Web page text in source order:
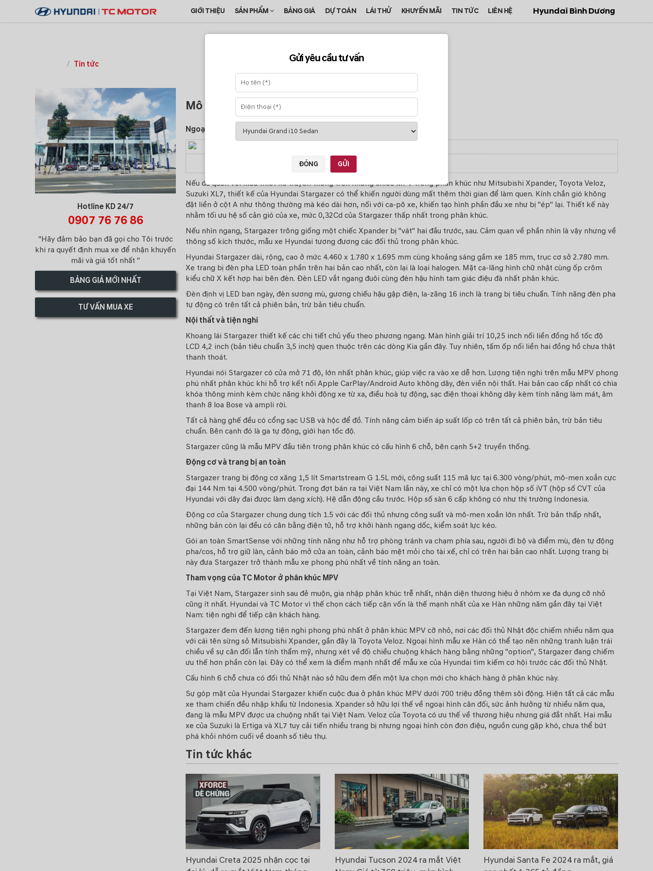
GIỚI THIỆU SẢN PHẨM BẢNG GIÁ DỰ TOÁN LÁI THỬ KHUYẾN MÃI TIN TỨC LIÊN HỆ Hyundai Bình Dương
Tin tức
Hotline KD 24/7
0907 76 76 86
"Hãy đảm bảo bạn đã gọi cho Tôi trước
khi ra quyết định mua xe để nhận khuyến
mãi và giá tốt nhất "
BẢNG GIÁ MỚI NHẤT
TƯ VẤN MUA XE
Mô tả / đánh giá chi tiết
Ngoại thất
Nếu đã quen với kiểu thiết kế truyền thống trên những chiếcMPVtrong phân khúc như Mitsubishi Xpander, Toyota Veloz,
Suzuki XL7, thiết kế của Hyundai Stargazer có thể khiến người dùng mất thêm thời gian để làm quen. Kính chắn gió không
đặt liền ở cột A như thông thường mà kéo dài hơn, nối với ca-pô xe, khiến tạo hình phần đầu xe như bị "ép" lại. Thiết kế này
nhằm tối ưu hệ số cản gió của xe, mức 0,32Cd của Stargazer thấp nhất trong phân khúc.
Nếu nhìn ngang, Stargazer trông giống một chiếc Xpander bị "vát" hai đầu trước, sau. Cảm quan về phần nhìn là vậy nhưng về
thông số kích thước, mẫu xe Hyundai tương đương các đối thủ trong phân khúc.
Hyundai Stargazer dài, rộng, cao ở mức 4.460 x 1.780 x 1.695 mm cùng khoảng sáng gầm xe 185 mm, trục cơ sở 2.780 mm.
Xe trang bị đèn pha LED toàn phần trên hai bản cao nhất, còn lại là loại halogen. Mặt ca-lăng hình chữ nhật cùng ốp crôm
kiểu chữ X kết hợp hai bên đèn. Đèn LED vắt ngang đuôi cùng đèn hậu hình tam giác điệu đà nhất phân khúc.
Đèn định vị LED ban ngày, đèn sương mù, gương chiếu hậu gập điện, la-zăng 16 inch là trang bị tiêu chuẩn. Tính năng đèn pha
tự động có trên tất cả phiên bản, trừ bản tiêu chuẩn.
Nội thất và tiện nghi
Khoang lái Stargazer thiết kế các chi tiết chủ yếu theo phương ngang. Màn hình giải trí 10,25 inch nối liền đồng hồ tốc độ
LCD 4,2 inch (bản tiêu chuẩn 3,5 inch) quen thuộc trên các dòng Kia gần đây. Tuy nhiên, tấm ốp nối liền hai đồng hồ chưa thật
thanh thoát.
Hyundai nói Stargazer có cửa mở 71 độ, lớn nhất phân khúc, giúp việc ra vào xe dễ hơn. Lượng tiện nghi trên mẫu MPV phong
phú nhất phân khúc khi hỗ trợ kết nối Apple CarPlay/Android Auto không dây, đèn viền nội thất. Hai bản cao cấp nhất có chìa
khóa thông minh kèm chức năng khởi động xe từ xa, điều hoà tự động, sạc điện thoại không dây kèm tính năng làm mát, âm
thanh 8 loa Bose và ampli rời.
Tất cả hàng ghế đều có cổng sạc USB và hộc để đồ. Tính năng cảm biến áp suất lốp có trên tất cả phiên bản, trừ bản tiêu
chuẩn. Bên cạnh đó là ga tự động, giới hạn tốc độ.
Stargazer cũng là mẫu MPV đầu tiên trong phân khúc có cấu hình 6 chỗ, bên cạnh 5+2 truyền thống.
Động cơ và trang bị an toàn
Stargazer trang bị động cơ xăng 1,5 lít Smartstream G 1.5L mới, công suất 115 mã lực tại 6.300 vòng/phút, mô-men xoắn cực
đại 144 Nm tại 4.500 vòng/phút. Trong đợt bán ra tại Việt Nam lần này, xe chỉ có một lựa chọn hộp số iVT (hộp số CVT của
Hyundai với dây đai được làm dạng xích). Hệ dẫn động cầu trước. Hộp số sàn 6 cấp không có như thị trường Indonesia.
Động cơ của Stargazer chung dung tích 1.5 với các đối thủ nhưng công suất và mô-men xoắn lớn nhất. Trừ bản thấp nhất,
những bản còn lại đều có cân bằng điện tử, hỗ trợ khởi hành ngang dốc, kiểm soát lực kéo.
Gói an toàn SmartSense với những tính năng như hỗ trợ phòng tránh va chạm phía sau, người đi bộ và điểm mù, đèn tự động
pha/cos, hỗ trợ giữ làn, cảnh báo mở cửa an toàn, cảnh báo mệt mỏi cho tài xế, chỉ có trên hai bản cao nhất. Lượng trang bị
này đưa Stargazer trở thành mẫu xe phong phú nhất về tính năng an toàn.
Tham vọng của TC Motor ở phân khúc MPV
Tại Việt Nam, Stargazer sinh sau đẻ muộn, gia nhập phân khúc trễ nhất, nhận diện thương hiệu ở nhóm xe đa dụng cỡ nhỏ
cũng ít nhất. Hyundai và TC Motor vì thế chọn cách tiếp cận vốn là thế mạnh nhất của xe Hàn những năm gần đây tại Việt
Nam: tiện nghi để tiếp cận khách hàng.
Stargazer đem đến lượng tiện nghi phong phú nhất ở phân khúc MPV cỡ nhỏ, nơi các đối thủ Nhật độc chiếm nhiều năm qua
với cái tên sừng sỏ Mitsubishi Xpander, gần đây là Toyota Veloz. Ngoại hình mẫu xe Hàn có thể tạo nên những tranh luận trái
chiều về sự cân đối lẫn tính thẩm mỹ, nhưng xét về độ chiều chuộng khách hàng bằng những "option", Stargazer đang chiếm
ưu thế hơn phần còn lại. Đây có thể xem là điểm mạnh nhất để mẫu xe của Hyundai tìm kiếm cơ hội trước các đối thủ Nhật.
Cấu hình 6 chỗ chưa có đối thủ Nhật nào sở hữu đem đến một lựa chọn mới cho khách hàng ở phân khúc này.
Sự góp mặt của Hyundai Stargazer khiến cuộc đua ở phân khúc MPV dưới 700 triệu đồng thêm sôi động. Hiện tất cả các mẫu
xe tham chiến đều nhập khẩu từ Indonesia. Xpander sở hữu lợi thế về ngoại hình cân đối, sức ảnh hưởng từ nhiều năm qua,
đang là mẫu MPV được ưa chuộng nhất tại Việt Nam. Veloz của Toyota có ưu thế về thương hiệu nhưng giá đắt nhất. Hai mẫu
xe của Suzuki là Ertiga và XL7 tuy cải tiến nhiều trang bị nhưng ngoại hình còn đơn điệu, nguồn cung gặp khó, chưa thể bứt
phá khỏi nhóm cuối về doanh số tiêu thụ.
Tin tức khác
Hyundai Creta 2025 nhận cọc tại
Hyundai Tucson 2024 ra mắt Việt
Hyundai Santa Fe 2024 ra mắt, giá
Gửi yêu cầu tư vấn
ĐÓNG GỬI